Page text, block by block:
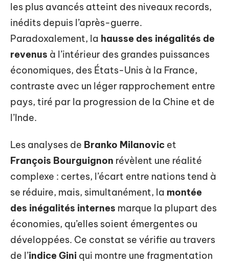
les plus avancés atteint des niveaux records,
inédits depuis l’après-guerre.
Paradoxalement, la hausse des inégalités de
revenus à l’intérieur des grandes puissances
économiques, des États-Unis à la France,
contraste avec un léger rapprochement entre
pays, tiré par la progression de la Chine et de
l’Inde.
Les analyses de Branko Milanovic et
François Bourguignon révèlent une réalité
complexe : certes, l’écart entre nations tend à
se réduire, mais, simultanément, la montée
des inégalités internes marque la plupart des
économies, qu’elles soient émergentes ou
développées. Ce constat se vérifie au travers
de l’indice Gini qui montre une fragmentation